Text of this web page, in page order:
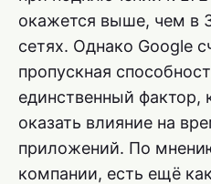
окажется выше, чем в
сетях. Однако Google
пропускная
единственный
оказать влияние на
приложений. По
компании, есть ещё